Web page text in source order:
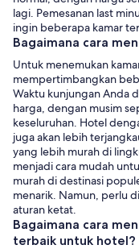
lagi. Pemesanan last
ingin beberapa kamar
Bagaimana cara
Untuk menemukan
mempertimbangkan
Waktu kunjungan Anda
harga, dengan musim
keseluruhan. Hotel
juga akan lebih
yang lebih murah di
menjadi cara mudah
murah di destinasi
menarik. Namun, perlu
aturan ketat.
Bagaimana cara
terbaik untuk hotel?